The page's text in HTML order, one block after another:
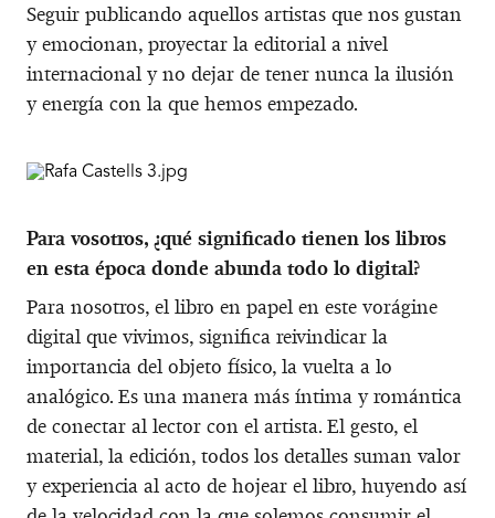
Seguir publicando aquellos artistas que nos gustan
y emocionan, proyectar la editorial a nivel
internacional y no dejar de tener nunca la ilusión
y energía con la que hemos empezado.
Para vosotros, ¿qué significado tienen los libros
en esta época donde abunda todo lo digital?
Para nosotros, el libro en papel en este vorágine
digital que vivimos, significa reivindicar la
importancia del objeto físico, la vuelta a lo
analógico. Es una manera más íntima y romántica
de conectar al lector con el artista. El gesto, el
material, la edición, todos los detalles suman valor
y experiencia al acto de hojear el libro, huyendo así